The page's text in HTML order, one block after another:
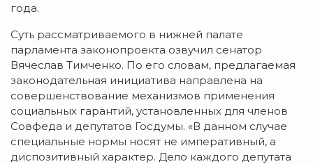
года.
Суть рассматриваемого в нижней палате
парламента законопроекта озвучил сенатор
Вячеслав Тимченко. По его словам, предлагаемая
законодательная инициатива направлена на
совершенствование механизмов применения
социальных гарантий, установленных для членов
Совфеда и депутатов Госдумы. «В данном случае
специальные нормы носят не императивный, а
диспозитивный характер. Дело каждого депутата